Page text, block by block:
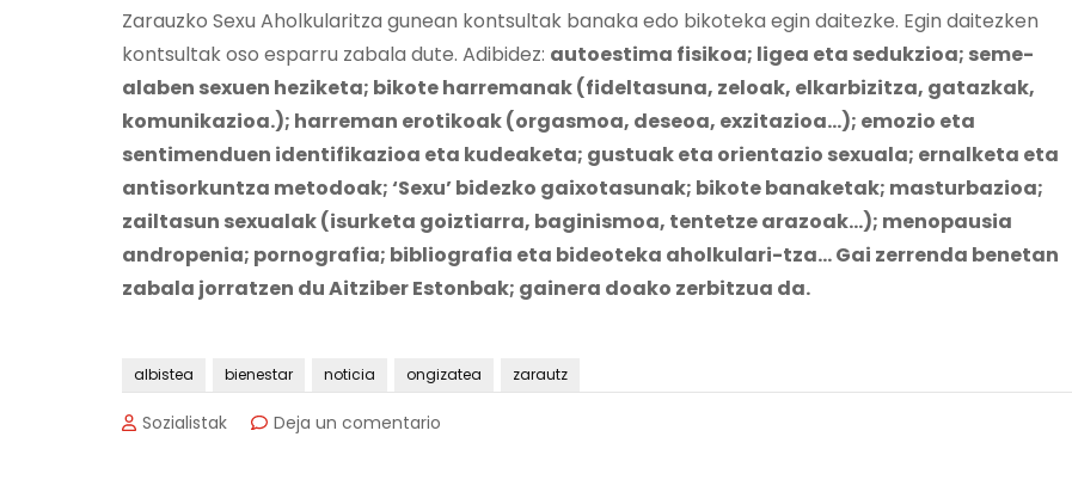
Zarauzko Sexu Aholkularitza gunean kontsultak banaka edo bikoteka egin daitezke. Egin daitezken
kontsultak oso esparru zabala dute. Adibidez: autoestima fisikoa; ligea eta sedukzioa; seme-
alaben sexuen heziketa; bikote harremanak (fideltasuna, zeloak, elkarbizitza, gatazkak,
komunikazioa.); harreman erotikoak (orgasmoa, deseoa, exzitazioa…); emozio eta
sentimenduen identifikazioa eta kudeaketa; gustuak eta orientazio sexuala; ernalketa eta
antisorkuntza metodoak; ‘Sexu’ bidezko gaixotasunak; bikote banaketak; masturbazioa;
zailtasun sexualak (isurketa goiztiarra, baginismoa, tentetze arazoak…); menopausia
andropenia; pornografia; bibliografia eta bideoteka aholkulari-tza… Gai zerrenda benetan
zabala jorratzen du Aitziber Estonbak; gainera doako zerbitzua da.
albistea bienestar noticia ongizatea zarautz
Sozialistak Deja un comentario